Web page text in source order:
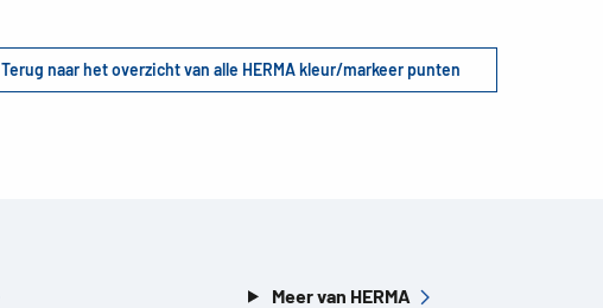
Terug naar het overzicht van alle HERMA kleur/markeer punten
Meer van HERMA